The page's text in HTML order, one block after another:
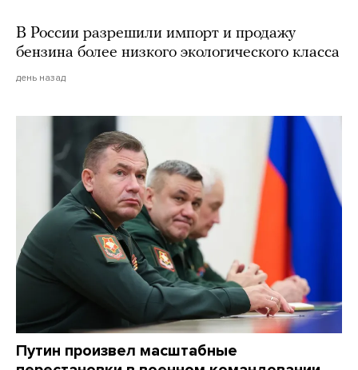
В России разрешили импорт и продажу
бензина более низкого экологического класса
день назад
Путин произвел масштабные